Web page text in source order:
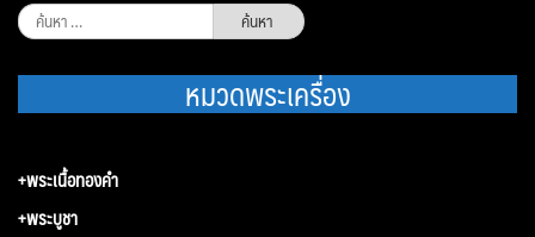
ค้นหา
สำหรับ:
หมวดพระเครื่อง
+พระเนื้อทองคำ
+พระบูชา